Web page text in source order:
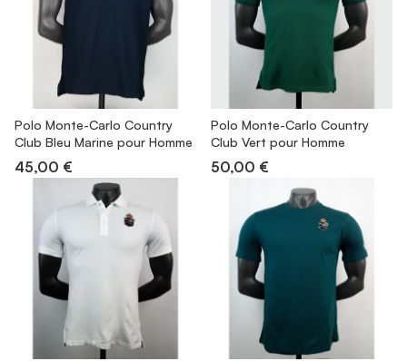
Polo Monte-Carlo Country
Club Bleu Marine pour Homme
45,00 €
Polo Monte-Carlo Country
Club Vert pour Homme
50,00 €